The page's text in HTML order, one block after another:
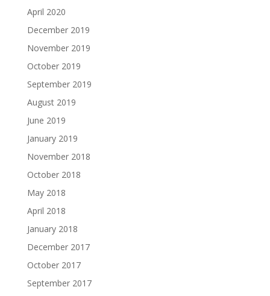
April 2020
December 2019
November 2019
October 2019
September 2019
August 2019
June 2019
January 2019
November 2018
October 2018
May 2018
April 2018
January 2018
December 2017
October 2017
September 2017